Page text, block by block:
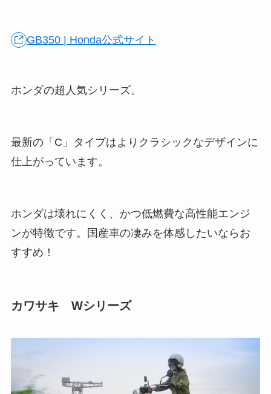
GB350 | Honda公式サイト
ホンダの超人気シリーズ。
最新の「C」タイプはよりクラシックなデザインに
仕上がっています。
ホンダは壊れにくく、かつ低燃費な高性能エンジ
ンが特徴です。国産車の凄みを体感したいならお
すすめ！
カワサキ Wシリーズ